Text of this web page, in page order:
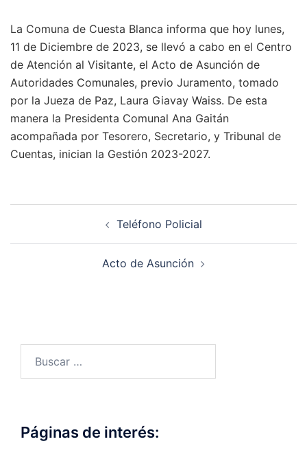
La Comuna de Cuesta Blanca informa que hoy lunes,
11 de Diciembre de 2023, se llevó a cabo en el Centro
de Atención al Visitante, el Acto de Asunción de
Autoridades Comunales, previo Juramento, tomado
por la Jueza de Paz, Laura Giavay Waiss. De esta
manera la Presidenta Comunal Ana Gaitán
acompañada por Tesorero, Secretario, y Tribunal de
Cuentas, inician la Gestión 2023-2027.
Teléfono Policial
Acto de Asunción
Páginas de interés: